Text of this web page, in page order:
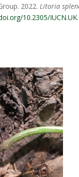
2022.Litoria
10.2305/